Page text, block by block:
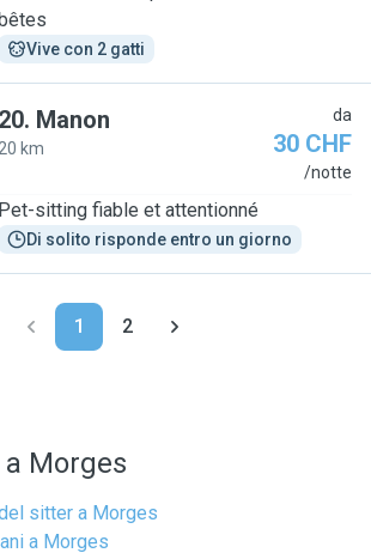
Vive con 2 gatti
20. Manon
20 km
da
30 CHF
/notte
Pet-sitting fiable et attentionné
Di solito risponde entro un giorno
1 2
Morges
sitter a Morges
a Morges